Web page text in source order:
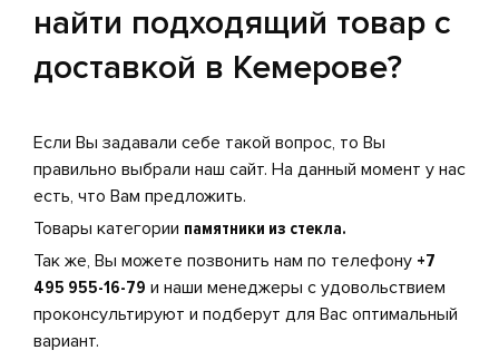
найти подходящий товар с
доставкой в Кемерове?
Если Вы задавали себе такой вопрос, то Вы
правильно выбрали наш сайт. На данный момент у нас
есть, что Вам предложить.
Товары категории памятники из стекла.
Так же, Вы можете позвонить нам по телефону +7
495 955-16-79 и наши менеджеры с удовольствием
проконсультируют и подберут для Вас оптимальный
вариант.